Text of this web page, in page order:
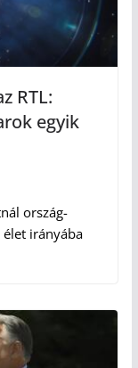
RTL:
egyik
ország-
élet irányába